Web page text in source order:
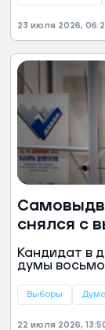
23 июля 2026,
снялся с
Кандидат в
думы
Выборы Дума
22 июля 2026,